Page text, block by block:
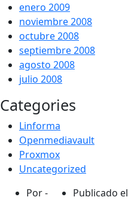
enero 2009
noviembre 2008
octubre 2008
septiembre 2008
agosto 2008
julio 2008
Categories
Linforma
Openmediavault
Proxmox
Uncategorized
Por -
Publicado el